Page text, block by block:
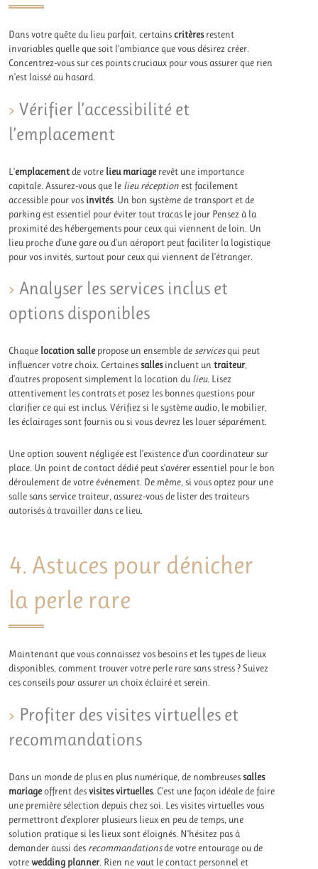
Dans votre quête du lieu parfait, certainscritèresrestent
invariables quelle que soit l’ambiance que vous désirez créer.
Concentrez-vous sur ces points cruciaux pour vous assurer que rien
n’est laissé au hasard.
Vérifier l’accessibilité et
l’emplacement
L’emplacementde votre lieu mariagerevêt une importance
capitale. Assurez-vous que le lieu réceptionest facilement
accessible pour vos invités. Un bon système de transport et de
parking est essentiel pour éviter tout tracas le jour Pensez à la
proximité des hébergements pour ceux qui viennent de loin. Un
lieu proche d’une gare ou d’un aéroport peut faciliter la logistique
pour vos invités, surtout pour ceux qui viennent de l’étranger.
Analyser les services inclus et
options disponibles
Chaque location sallepropose un ensemble deservicesqui peut
influencer votre choix. Certainessallesincluent untraiteur,
d’autres proposent simplement la location du lieu. Lisez
attentivement les contrats et posez les bonnes questions pour
clarifier ce qui est inclus. Vérifiez si le système audio, le mobilier,
les éclairages sont fournis ou si vous devrez les louer séparément.
Une option souvent négligée est l’existence d’un coordinateur sur
place. Un point de contact dédié peut s’avérer essentiel pour le bon
déroulement de votre événement. De même, si vous optez pour une
salle sans service traiteur, assurez-vous de lister des traiteurs
autorisés à travailler dans ce lieu.
4. Astuces pour dénicher
la perle rare
Maintenant que vous connaissez vos besoins et les types de lieux
disponibles, comment trouver votre perle rare sans stress ? Suivez
ces conseils pour assurer un choix éclairé et serein.
Profiter des visites virtuelles et
recommandations
Dans un monde de plus en plus numérique, de nombreusessalles
mariageoffrent desvisites virtuelles. C’est une façon idéale de faire
une première sélection depuis chez soi. Les visites virtuelles vous
permettront d’explorer plusieurs lieux en peu de temps, une
solution pratique si les lieux sont éloignés. N’hésitez pas à
demander aussi des recommandationsde votre entourage ou de
votrewedding planner. Rien ne vaut le contact personnel et